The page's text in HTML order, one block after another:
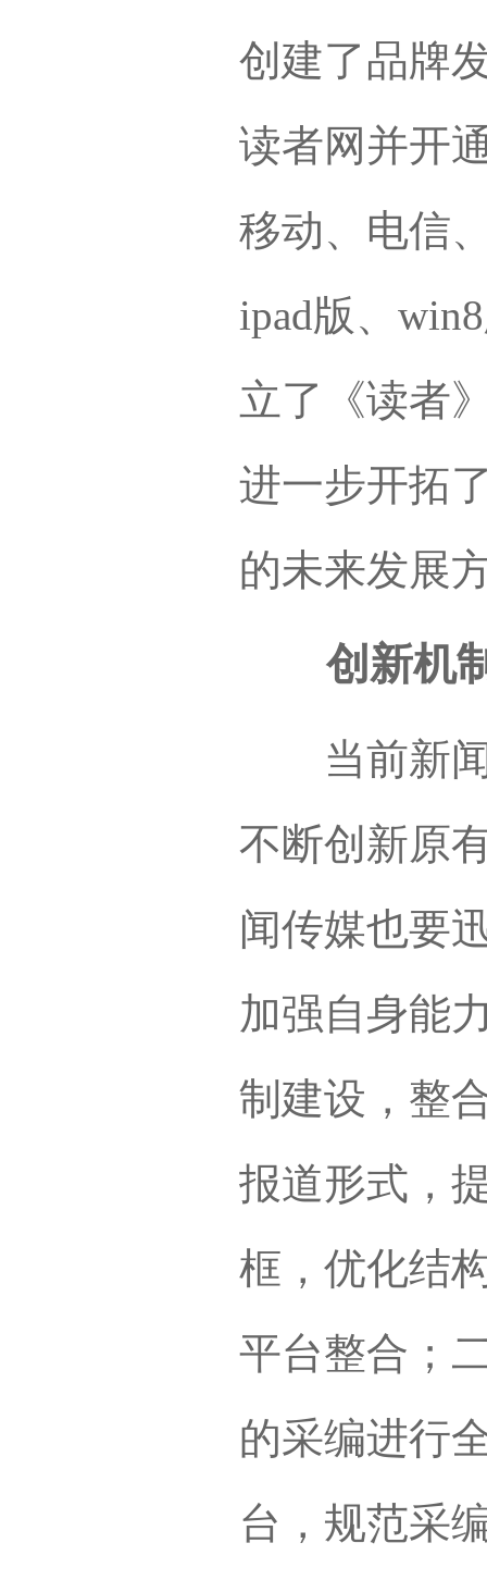
创建了品牌
读者网并开
移动、电信
ipad版、
立了《读者
进一步开拓
的未来发展
创新机制
当前新闻
不断创新原
闻传媒也要
加强自身能
制建设，整
报道形式，
框，优化结
平台整合；
的采编进行
台，规范采